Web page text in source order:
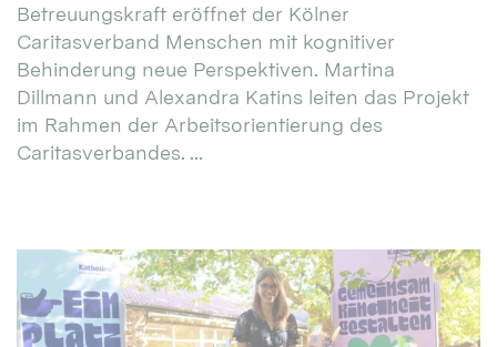
Betreuungskraft eröffnet der Kölner
Caritasverband Menschen mit kognitiver
Behinderung neue Perspektiven. Martina
Dillmann und Alexandra Katins leiten das Projekt
im Rahmen der Arbeitsorientierung des
Caritasverbandes. ...